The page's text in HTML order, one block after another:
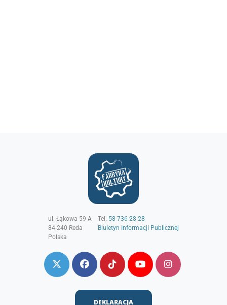
ul. Łąkowa 59 A
84-240 Reda
Polska
Tel: 58 736 28 28
Biuletyn Informacji Publicznej
DEKLARACJA